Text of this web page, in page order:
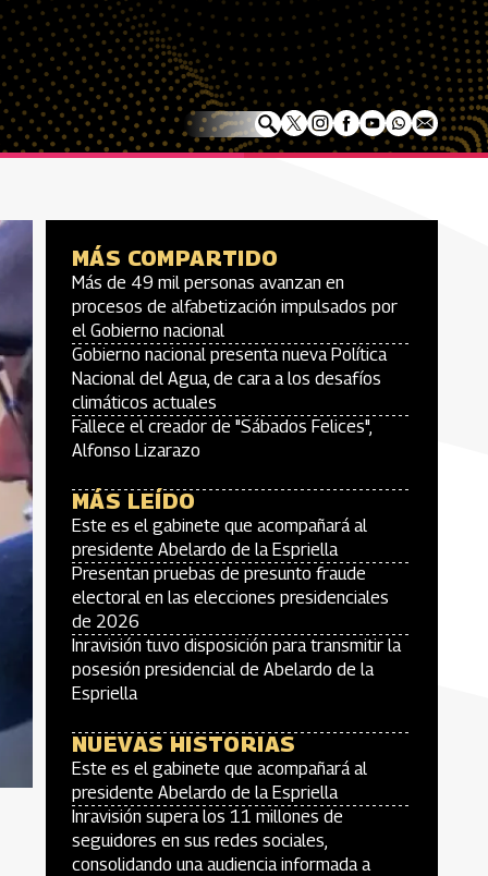
MÁS COMPARTIDO
Más de 49 mil personas avanzan en
procesos de alfabetización impulsados por
el Gobierno nacional
Gobierno nacional presenta nueva Política
Nacional del Agua, de cara a los desafíos
climáticos actuales
Fallece el creador de "Sábados Felices",
Alfonso Lizarazo
MÁS LEÍDO
Este es el gabinete que acompañará al
presidente Abelardo de la Espriella
Presentan pruebas de presunto fraude
electoral en las elecciones presidenciales
de 2026
Inravisión tuvo disposición para transmitir la
posesión presidencial de Abelardo de la
Espriella
NUEVAS HISTORIAS
Este es el gabinete que acompañará al
presidente Abelardo de la Espriella
Inravisión supera los 11 millones de
seguidores en sus redes sociales,
consolidando una audiencia informada a